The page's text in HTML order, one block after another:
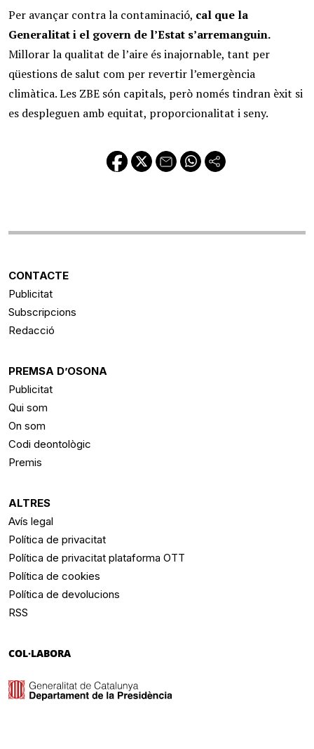
Per avançar contra la contaminació, cal que la
Generalitat i el govern de l’Estat s’arremanguin.
Millorar la qualitat de l’aire és inajornable, tant per
qüestions de salut com per revertir l’emergència
climàtica. Les ZBE són capitals, però només tindran èxit si
es despleguen amb equitat, proporcionalitat i seny.
CONTACTE
Publicitat
Subscripcions
Redacció
PREMSA D’OSONA
Publicitat
Qui som
On som
Codi deontològic
Premis
ALTRES
Avís legal
Política de privacitat
Política de privacitat plataforma OTT
Política de cookies
Política de devolucions
RSS
COL·LABORA